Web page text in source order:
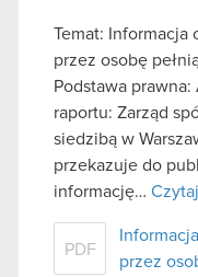
Temat: Informacja
przez osobę
Podstawa prawna:
raportu: Zarząd
siedzibą w
przekazuje do
informację…
PDF
przez